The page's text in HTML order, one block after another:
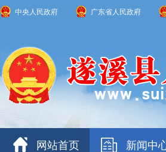
中央人民政府 广东省人民政府
网站首页 新闻中